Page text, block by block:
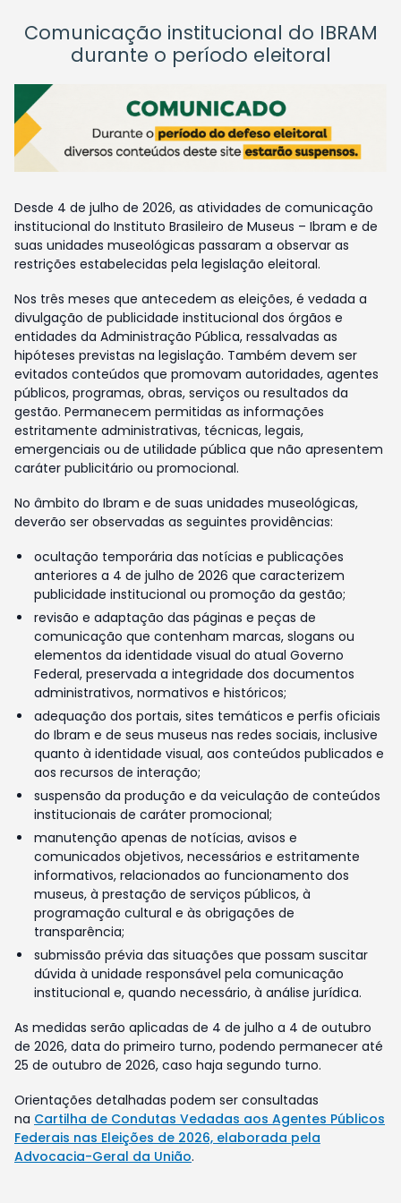
Comunicação institucional do IBRAM
durante o período eleitoral
Desde 4 de julho de 2026, as atividades de comunicação
institucional do Instituto Brasileiro de Museus – Ibram e de
suas unidades museológicas passaram a observar as
restrições estabelecidas pela legislação eleitoral.
Nos três meses que antecedem as eleições, é vedada a
divulgação de publicidade institucional dos órgãos e
entidades da Administração Pública, ressalvadas as
hipóteses previstas na legislação. Também devem ser
evitados conteúdos que promovam autoridades, agentes
públicos, programas, obras, serviços ou resultados da
gestão. Permanecem permitidas as informações
estritamente administrativas, técnicas, legais,
emergenciais ou de utilidade pública que não apresentem
caráter publicitário ou promocional.
No âmbito do Ibram e de suas unidades museológicas,
deverão ser observadas as seguintes providências:
ocultação temporária das notícias e publicações
anteriores a 4 de julho de 2026 que caracterizem
publicidade institucional ou promoção da gestão;
revisão e adaptação das páginas e peças de
comunicação que contenham marcas, slogans ou
elementos da identidade visual do atual Governo
Federal, preservada a integridade dos documentos
administrativos, normativos e históricos;
adequação dos portais, sites temáticos e perfis oficiais
do Ibram e de seus museus nas redes sociais, inclusive
quanto à identidade visual, aos conteúdos publicados e
aos recursos de interação;
suspensão da produção e da veiculação de conteúdos
institucionais de caráter promocional;
manutenção apenas de notícias, avisos e
comunicados objetivos, necessários e estritamente
informativos, relacionados ao funcionamento dos
museus, à prestação de serviços públicos, à
programação cultural e às obrigações de
transparência;
submissão prévia das situações que possam suscitar
dúvida à unidade responsável pela comunicação
institucional e, quando necessário, à análise jurídica.
As medidas serão aplicadas de 4 de julho a 4 de outubro
de 2026, data do primeiro turno, podendo permanecer até
25 de outubro de 2026, caso haja segundo turno.
Orientações detalhadas podem ser consultadas
na Cartilha de Condutas Vedadas aos Agentes Públicos
Federais nas Eleições de 2026, elaborada pela
Advocacia-Geral da União.